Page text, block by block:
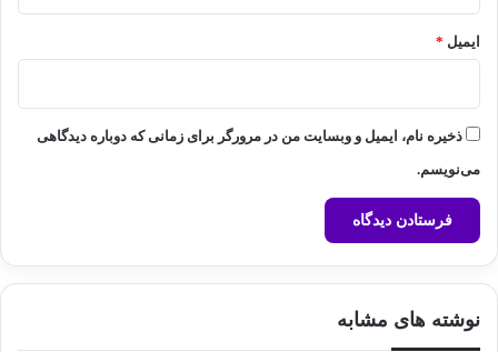
ایمیل *
ذخیره نام، ایمیل و وبسایت من در مرورگر برای زمانی که دوباره دیدگاهی
می‌نویسم.
نوشته های مشابه